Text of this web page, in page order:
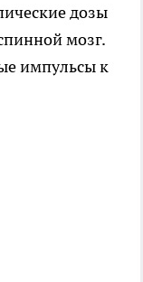
дозы
мозг.
импульсы к